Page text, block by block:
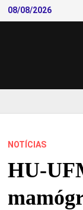
Skip
to
08/08/2026
NOTÍCIAS
HU-